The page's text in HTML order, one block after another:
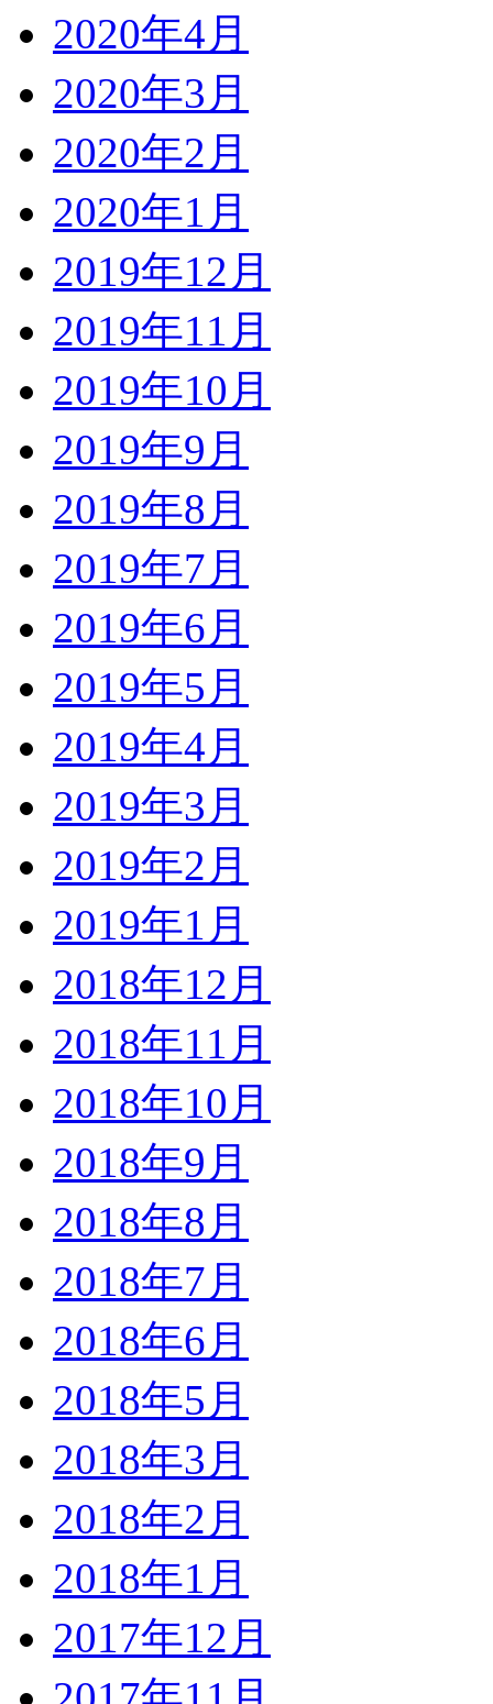
2020年4月
2020年3月
2020年2月
2020年1月
2019年12月
2019年11月
2019年10月
2019年9月
2019年8月
2019年7月
2019年6月
2019年5月
2019年4月
2019年3月
2019年2月
2019年1月
2018年12月
2018年11月
2018年10月
2018年9月
2018年8月
2018年7月
2018年6月
2018年5月
2018年3月
2018年2月
2018年1月
2017年12月